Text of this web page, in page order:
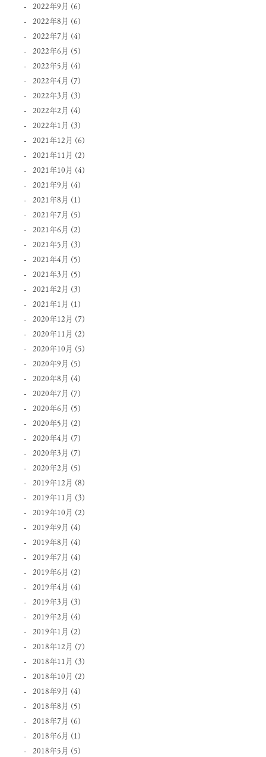
2022年9月 (6)
2022年8月 (6)
2022年7月 (4)
2022年6月 (5)
2022年5月 (4)
2022年4月 (7)
2022年3月 (3)
2022年2月 (4)
2022年1月 (3)
2021年12月 (6)
2021年11月 (2)
2021年10月 (4)
2021年9月 (4)
2021年8月 (1)
2021年7月 (5)
2021年6月 (2)
2021年5月 (3)
2021年4月 (5)
2021年3月 (5)
2021年2月 (3)
2021年1月 (1)
2020年12月 (7)
2020年11月 (2)
2020年10月 (5)
2020年9月 (5)
2020年8月 (4)
2020年7月 (7)
2020年6月 (5)
2020年5月 (2)
2020年4月 (7)
2020年3月 (7)
2020年2月 (5)
2019年12月 (8)
2019年11月 (3)
2019年10月 (2)
2019年9月 (4)
2019年8月 (4)
2019年7月 (4)
2019年6月 (2)
2019年4月 (4)
2019年3月 (3)
2019年2月 (4)
2019年1月 (2)
2018年12月 (7)
2018年11月 (3)
2018年10月 (2)
2018年9月 (4)
2018年8月 (5)
2018年7月 (6)
2018年6月 (1)
2018年5月 (5)